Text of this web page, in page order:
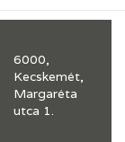
6000,
Kecskemét,
Margaréta
utca 1.